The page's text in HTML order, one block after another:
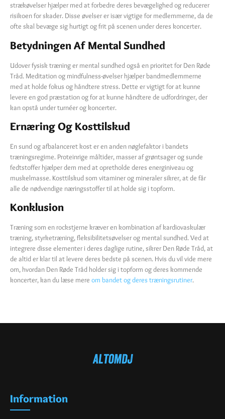
strækøvelser hjælper med at forbedre deres bevægelighed og reducerer
risikoen for skader. Disse øvelser er især vigtige for medlemmerne, da de
ofte skal bevæge sig hurtigt og frit på scenen under deres koncerter.
Betydningen Af Mental Sundhed
Udover fysisk træning er mental sundhed også en prioritet for Den Røde
Tråd. Meditation og mindfulness-øvelser hjælper bandmedlemmerne
med at holde fokus og håndtere stress. Dette er vigtigt for at kunne
levere en god præstation og for at kunne håndtere de udfordringer, der
kan opstå under turnéer og koncerter.
Ernæring Og Kosttilskud
En sund og afbalanceret kost er en anden nøglefaktor i bandets
træningsregime. Proteinrige måltider, masser af grøntsager og sunde
fedtstoffer hjælper dem med at opretholde deres energiniveau og
muskelmasse. Kosttilskud som vitaminer og mineraler sikrer, at de får
alle de nødvendige næringsstoffer til at holde sig i topform.
Konklusion
Træning som en rockstjerne kræver en kombination af kardiovaskulær
træning, styrketræning, fleksibilitetsøvelser og mental sundhed. Ved at
integrere disse elementer i deres daglige rutine, sikrer Den Røde Tråd, at
de altid er klar til at levere deres bedste på scenen. Hvis du vil vide mere
om, hvordan Den Røde Tråd holder sig i topform og deres kommende
koncerter, kan du læse mere om bandet og deres træningsrutiner.
Information